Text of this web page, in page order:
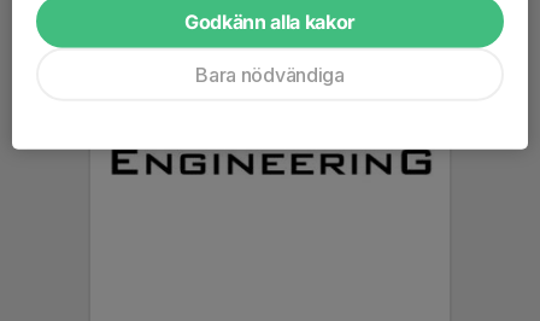
Godkänn alla kakor
Bara nödvändiga